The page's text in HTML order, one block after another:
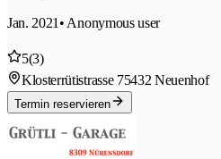
Jan. 2021 • Anonymous user
5(3)
Klosterrütistrasse 75432 Neuenhof
Termin reservieren